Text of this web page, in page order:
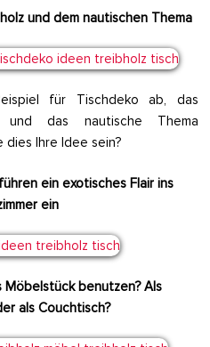
und dem nautischen Thema
für Tischdeko ab, das
und das nautische Thema
Ihre Idee sein?
ein exotisches Flair ins
ein
Möbelstück benutzen? Als
als Couchtisch?